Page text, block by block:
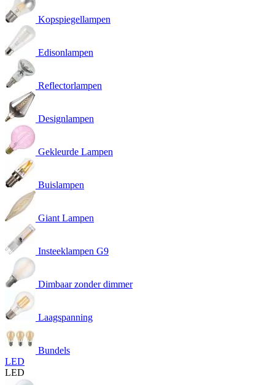
Kopspiegellampen
Edisonlampen
Reflectorlampen
Designlampen
Gekleurde Lampen
Buislampen
Giant Lampen
Insteeklampen G9
Dimbaar zonder dimmer
Laagspanning
Bundels
LED
LED